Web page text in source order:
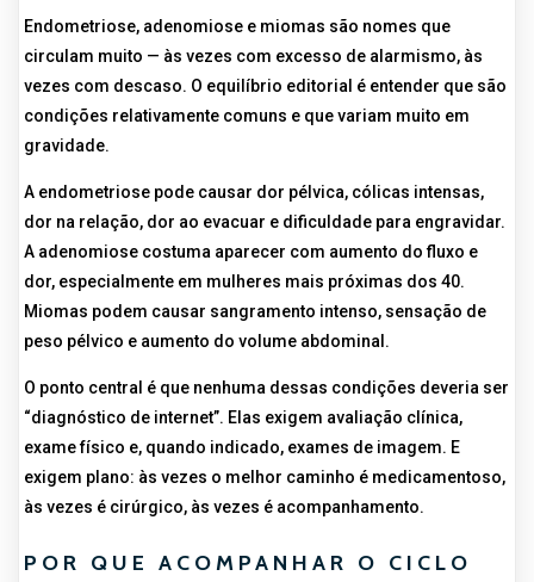
Endometriose, adenomiose e miomas são nomes que
circulam muito — às vezes com excesso de alarmismo, às
vezes com descaso. O equilíbrio editorial é entender que são
condições relativamente comuns e que variam muito em
gravidade.
A endometriose pode causar dor pélvica, cólicas intensas,
dor na relação, dor ao evacuar e dificuldade para engravidar.
A adenomiose costuma aparecer com aumento do fluxo e
dor, especialmente em mulheres mais próximas dos 40.
Miomas podem causar sangramento intenso, sensação de
peso pélvico e aumento do volume abdominal.
O ponto central é que nenhuma dessas condições deveria ser
“diagnóstico de internet”. Elas exigem avaliação clínica,
exame físico e, quando indicado, exames de imagem. E
exigem plano: às vezes o melhor caminho é medicamentoso,
às vezes é cirúrgico, às vezes é acompanhamento.
POR QUE ACOMPANHAR O CICLO